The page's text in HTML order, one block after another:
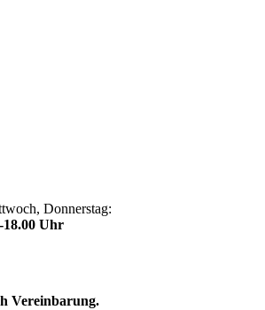
Donnerstag:
18.00 Uhr
Vereinbarung.